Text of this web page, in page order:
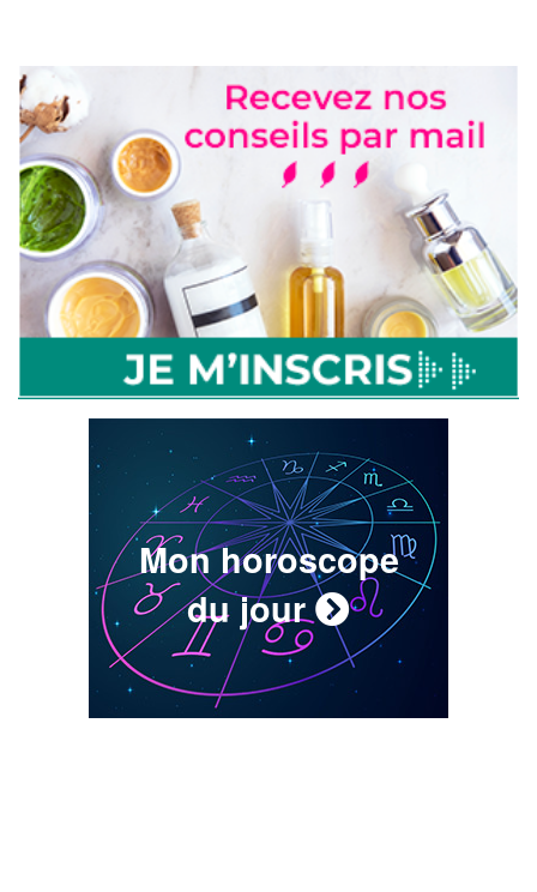
Mon horoscope
du jour